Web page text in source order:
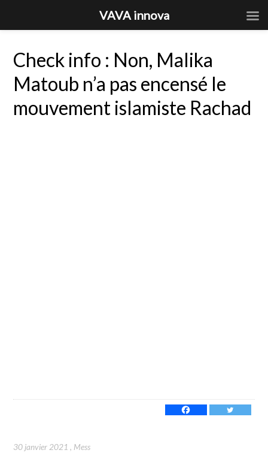
Check info : Non, Malika
Matoub n’a pas encensé le
mouvement islamiste Rachad
30 janvier 2021 , Mess
VAVA innova